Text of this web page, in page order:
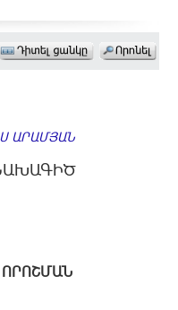
ԱՐԱՄՅԱՆ